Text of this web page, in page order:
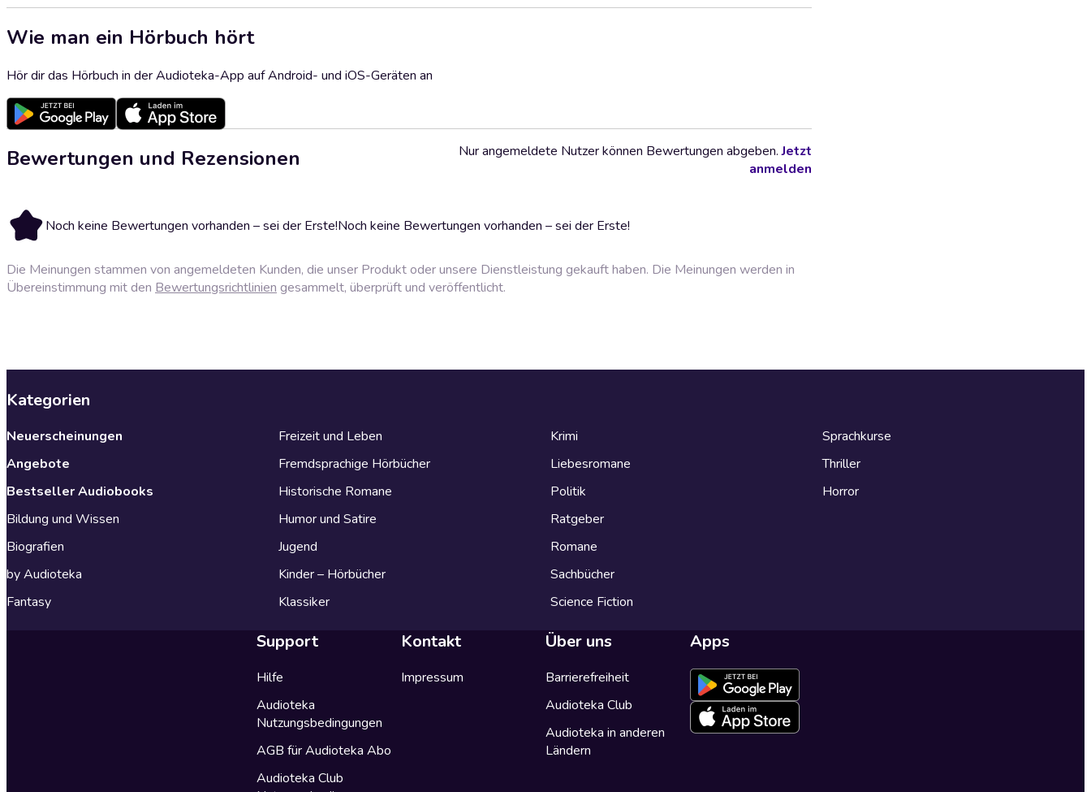
Wie man ein Hörbuch hört
Hör dir das Hörbuch in der Audioteka-App auf Android- und iOS-Geräten an
Bewertungen und Rezensionen
Noch keine Bewertungen vorhanden – sei der Erste!Noch keine Bewertungen vorhanden – sei der Erste!
Nur angemeldete Nutzer können Bewertungen abgeben.Jetzt
anmelden
Die Meinungen stammen von angemeldeten Kunden, die unser Produkt oder unsere Dienstleistung gekauft haben. Die Meinungen werden in
Übereinstimmung mit den Bewertungsrichtlinien gesammelt, überprüft und veröffentlicht.
Kategorien
Neuerscheinungen
Angebote
Bestseller Audiobooks
Bildung und Wissen
Biografien
by Audioteka
Fantasy
Freizeit und Leben
Fremdsprachige Hörbücher
Historische Romane
Humor und Satire
Jugend
Kinder – Hörbücher
Klassiker
Krimi
Liebesromane
Politik
Ratgeber
Romane
Sachbücher
Science Fiction
Sprachkurse
Thriller
Horror
Support
Hilfe
Audioteka
Nutzungsbedingungen
AGB für Audioteka Abo
Audioteka Club
Kontakt
Impressum
Über uns
Barrierefreiheit
Audioteka Club
Audioteka in anderen
Ländern
Apps